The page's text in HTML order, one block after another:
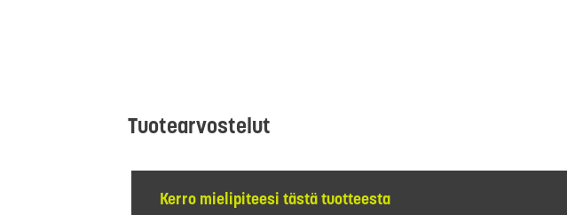
Tuotearvostelut
Kerro mielipiteesi tästä tuotteesta